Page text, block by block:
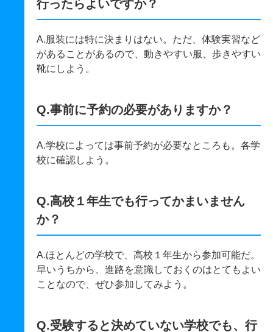
行ったらよいですか？
A.服装には特に決まりはない。ただ、体験実習など
があることがあるので、動きやすい服、歩きやすい
靴にしよう。
Q.事前に予約の必要がありますか？
A.学校によっては事前予約が必要なところも。各学
校に確認しよう。
Q.高校１年生でも行ってかまいません
か？
A.ほとんどの学校で、高校１年生から参加可能だ。
早いうちから、進路を意識しておくのはとてもよい
ことなので、ぜひ参加してみよう。
Q.受験すると決めていない学校でも、行